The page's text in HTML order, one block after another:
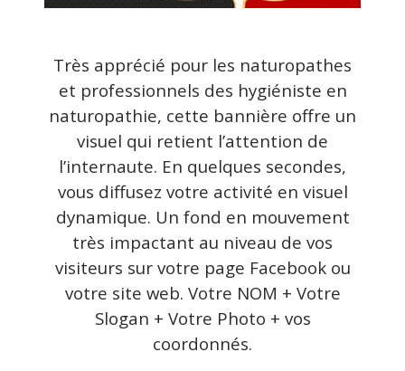
Très apprécié pour les naturopathes
et professionnels des hygiéniste en
naturopathie, cette bannière offre un
visuel qui retient l’attention de
l’internaute. En quelques secondes,
vous diffusez votre activité en visuel
dynamique. Un fond en mouvement
très impactant au niveau de vos
visiteurs sur votre page Facebook ou
votre site web. Votre NOM + Votre
Slogan + Votre Photo + vos
coordonnés.